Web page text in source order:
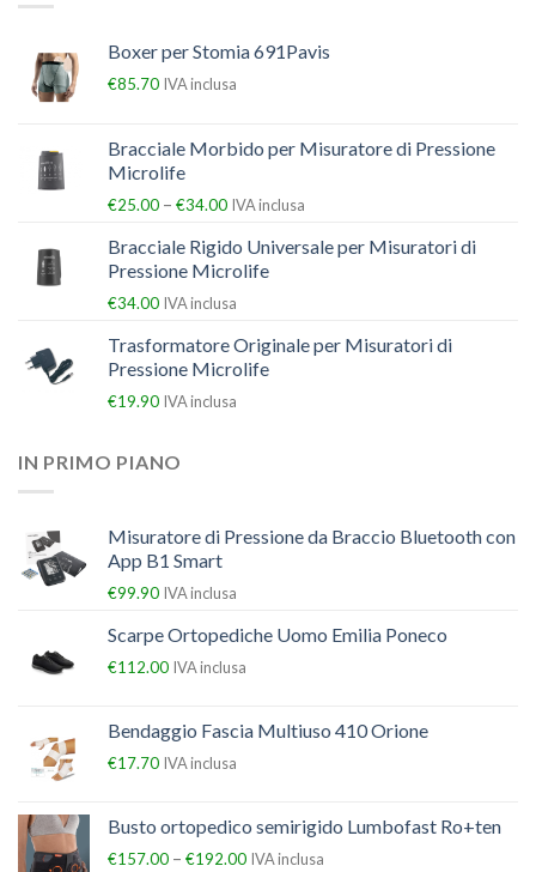
Boxer per Stomia 691Pavis
€85.70 IVA inclusa
Bracciale Morbido per Misuratore di Pressione
Microlife
€25.00 – €34.00 IVA inclusa
Bracciale Rigido Universale per Misuratori di
Pressione Microlife
€34.00 IVA inclusa
Trasformatore Originale per Misuratori di
Pressione Microlife
€19.90 IVA inclusa
IN PRIMO PIANO
Misuratore di Pressione da Braccio Bluetooth con
App B1 Smart
€99.90 IVA inclusa
Scarpe Ortopediche Uomo Emilia Poneco
€112.00 IVA inclusa
Bendaggio Fascia Multiuso 410 Orione
€17.70 IVA inclusa
Busto ortopedico semirigido Lumbofast Ro+ten
€157.00 – €192.00 IVA inclusa